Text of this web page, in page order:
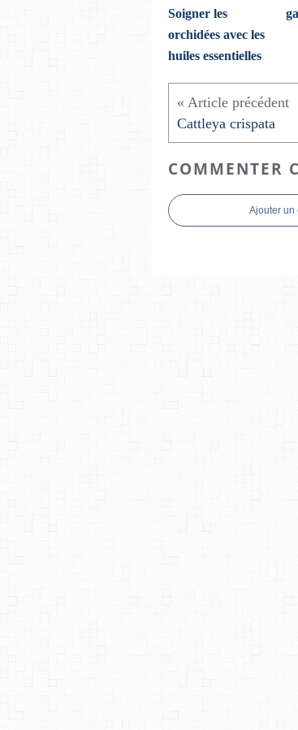
Soigner les
orchidées avec les
huiles essentielles
Cattleya crispata
COMMENTER
Ajouter un